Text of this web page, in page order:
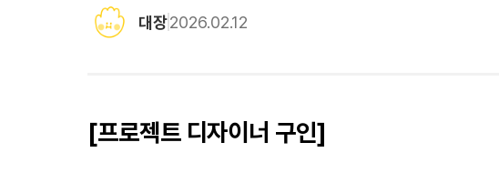
대장2026.02.12
[프로젝트 디자이너 구인]